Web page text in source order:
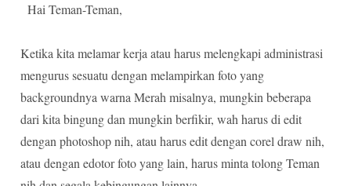
Hai Teman-Teman,
Ketika kita melamar kerja atau harus melengkapi administrasi
mengurus sesuatu dengan melampirkan foto yang
backgroundnya warna Merah misalnya, mungkin beberapa
dari kita bingung dan mungkin berfikir, wah harus di edit
dengan photoshop nih, atau harus edit dengan corel draw nih,
atau dengan edotor foto yang lain, harus minta tolong Teman